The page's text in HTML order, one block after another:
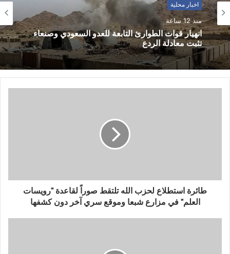
اخبار محلية
منذ 12 ساعة
انهيار قوات الطوارئ التابعة للعدو السعودي وصنعاء
تثبت معادلة الردع
طائرة استطلاع لحزب الله تلتقط صوراً لقاعدة "رويسات
العلم" في مزارع شبعا وموقع سري آخر دون كشفها